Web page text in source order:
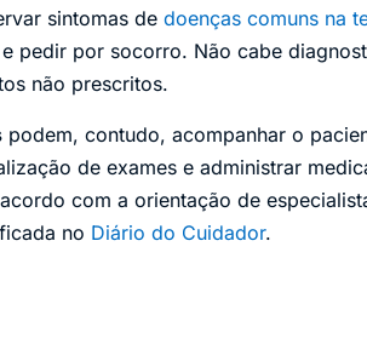
sintomas de doenças comuns na
pedir por socorro. Não cabe
não prescritos.
podem, contudo, acompanhar o
de exames e administrar
com a orientação de
no Diário do Cuidador.